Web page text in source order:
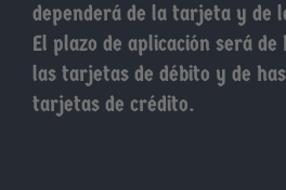
dependerá de la tarjeta y de
El plazo de aplicación será
las tarjetas de débito y de
tarjetas de crédito.